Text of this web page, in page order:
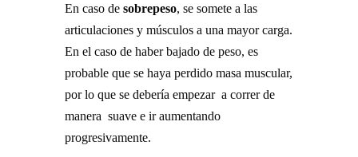
En caso de sobrepeso, se somete a las
articulaciones y músculos a una mayor carga.
En el caso de haber bajado de peso, es
probable que se haya perdido masa muscular,
por lo que se debería empezar a correr de
manera suave e ir aumentando
progresivamente.